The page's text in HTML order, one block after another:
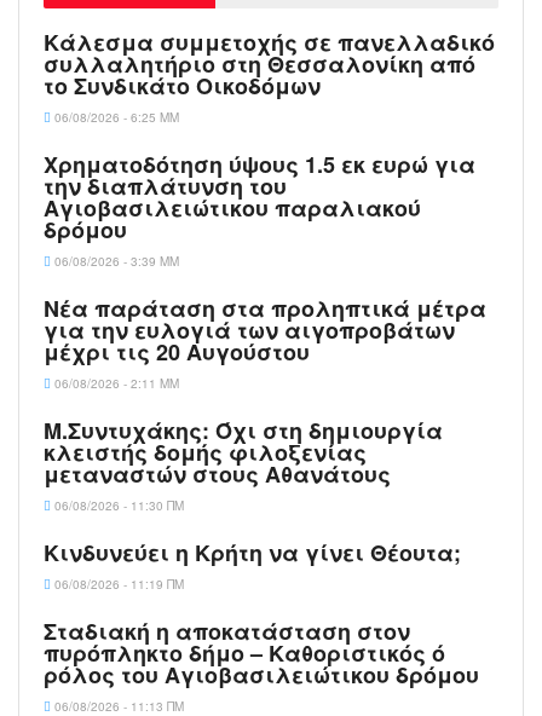
Κάλεσμα συμμετοχής σε πανελλαδικό
συλλαλητήριο στη Θεσσαλονίκη από
το Συνδικάτο Οικοδόμων
06/08/2026 - 6:25 ΜΜ
Xρηματοδότηση ύψους 1.5 εκ ευρώ για
την διαπλάτυνση του
Αγιοβασιλειώτικου παραλιακού
δρόμου
06/08/2026 - 3:39 ΜΜ
Νέα παράταση στα προληπτικά μέτρα
για την ευλογιά των αιγοπροβάτων
μέχρι τις 20 Αυγούστου
06/08/2026 - 2:11 ΜΜ
Μ.Συντυχάκης: Όχι στη δημιουργία
κλειστής δομής φιλοξενίας
μεταναστών στους Αθανάτους
06/08/2026 - 11:30 ΠΜ
Κινδυνεύει η Κρήτη να γίνει Θέουτα;
06/08/2026 - 11:19 ΠΜ
Σταδιακή η αποκατάσταση στον
πυρόπληκτο δήμο – Καθοριστικός ό
ρόλος του Αγιοβασιλειώτικου δρόμου
06/08/2026 - 11:13 ΠΜ